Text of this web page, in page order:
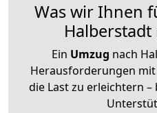
Was wir Ihnen
Ein Umzug nach
Herausforderungen
die Last zu erleichtern